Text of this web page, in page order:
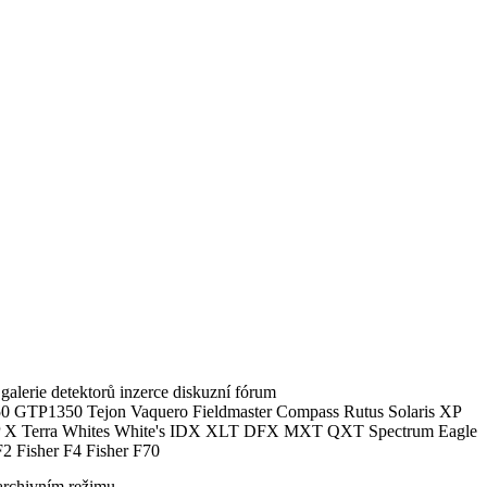
detektorů inzerce diskuzní fórum
Tejon Vaquero Fieldmaster Compass Rutus Solaris XP
Terra Whites White's IDX XLT DFX MXT QXT Spectrum Eagle
Fisher F4 Fisher F70